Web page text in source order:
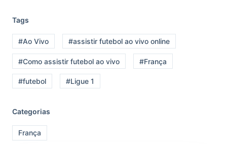
Tags
#Ao Vivo #assistir futebol ao vivo online
#Como assistir futebol ao vivo #França
#futebol #Ligue 1
Categorias
França